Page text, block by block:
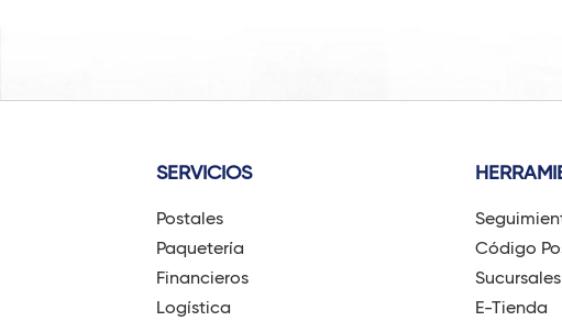
SERVICIOS
Postales
Paquetería
Financieros
Logística
Código
Sucursales
E-Tienda